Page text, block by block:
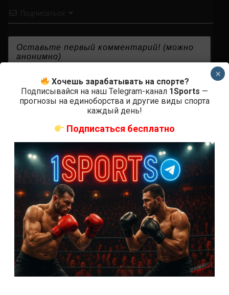
{} [+]
СВЕЖИЕ ЗАПИСИ
ACA 200 прямая трансляция
Марафон боев UFC 325 прямая трансляция
UFC 324 прямая трансляция
Хочешь зарабатывать на спорте?
Подписывайся на наш Telegram-канал 1Sports —
прогнозы на единоборства и другие виды спорта
каждый день!
Подписаться бесплатно
×